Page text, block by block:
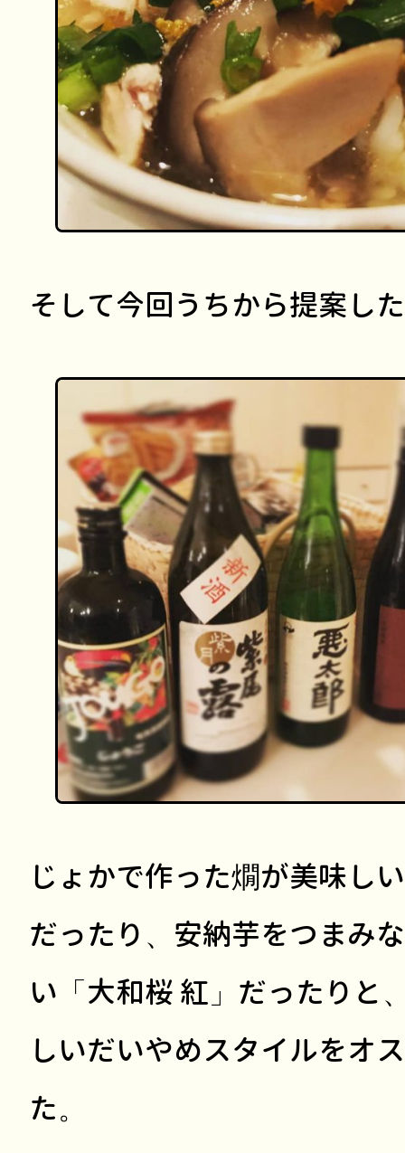
そして今回うちから提案し
じょかで作った燗が美味し
だったり、安納芋をつまみ
い「大和桜 紅」だったりと
しいだいやめスタイルをオ
た。